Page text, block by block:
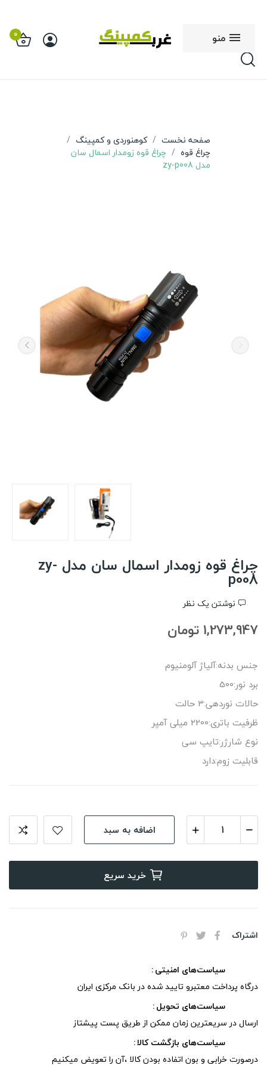
منو 0
صفحه نخست
کوهنوردی و کمپینگ
چراغ قوه
چراغ قوه زومدار اسمال سان
مدل zy-p008
چراغ قوه زومدار اسمال سان مدل zy-
p008
نوشتن یک نظر
1,273,947 تومان
جنس بدنه:آلیاژ آلومنیوم
برد نور:500
حالات نوردهی:3 حالت
ظرفیت باتری:2200 میلی آمپر
نوع شارژر:تایپ سی
قابلیت زوم:دارد
اضافه به سبد
خرید سریع
اشتراک
سیاست‌های امنیتی
درگاه پرداخت معتبرو تایید شده در بانک مرکزی ایران
سیاست‌های تحویل
ارسال در سریعترین زمان ممکن از طریق پست پیشتاز
سیاست‌های بازگشت کالا
درصورت خرابی و بون اتفاده بودن کالا ،آن را تعویض میکنیم